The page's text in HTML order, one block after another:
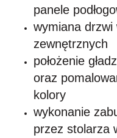
panele
wymiana drzwi
zewnętrznych
położenie
oraz
kolory
wykonanie
przez stolarza